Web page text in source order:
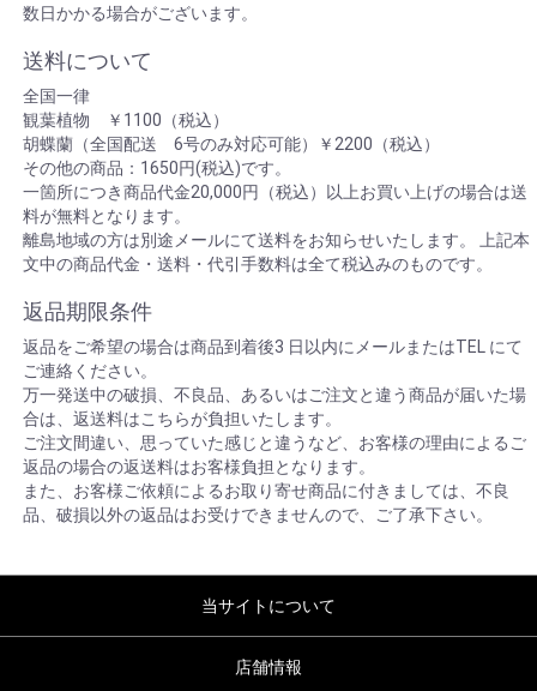
数日かかる場合がございます。
送料について
全国一律
観葉植物 ￥1100（税込）
胡蝶蘭（全国配送 6号のみ対応可能）￥2200（税込）
その他の商品：1650円(税込)です。
一箇所につき商品代金20,000円（税込）以上お買い上げの場合は送
料が無料となります。
離島地域の方は別途メールにて送料をお知らせいたします。 上記本
文中の商品代金・送料・代引手数料は全て税込みのものです。
返品期限条件
返品をご希望の場合は商品到着後3 日以内にメールまたはTEL にて
ご連絡ください。
万一発送中の破損、不良品、あるいはご注文と違う商品が届いた場
合は、返送料はこちらが負担いたします。
ご注文間違い、思っていた感じと違うなど、お客様の理由によるご
返品の場合の返送料はお客様負担となります。
また、お客様ご依頼によるお取り寄せ商品に付きましては、不良
品、破損以外の返品はお受けできませんので、ご了承下さい。
当サイトについて
店舗情報